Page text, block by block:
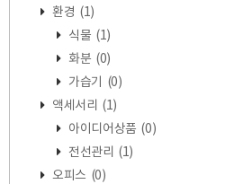
환경 (1)
식물 (1)
화분 (0)
가습기
(0)
액세서리 (1)
아이디어상품 (0)
전선관리 (1)
오피스 (0)